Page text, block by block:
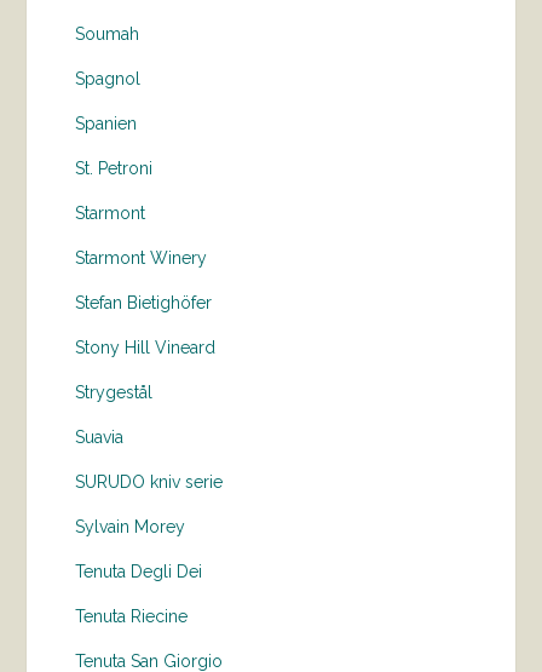
Soumah
Spagnol
Spanien
St. Petroni
Starmont
Starmont Winery
Stefan Bietighöfer
Stony Hill Vineard
Strygestål
Suavia
SURUDO kniv serie
Sylvain Morey
Tenuta Degli Dei
Tenuta Riecine
Tenuta San Giorgio